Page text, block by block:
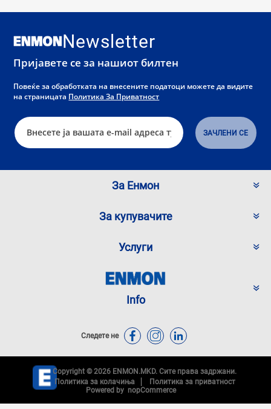
Newsletter
Пријавете се за нашиот билтен
Повеќе за обработката на внесените податоци можете да видите
на страницата Политика За Приватност
За Енмон
За купувачите
Услуги
Info
Следете не
Copyright © 2026 ENMON.MKD. Сите права задржани.
Политика за колачиња
Политика за приватност
Powered by nopCommerce